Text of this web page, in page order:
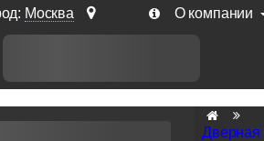
Москва О компании
от цен на сайте 7% при заказе от
Дверная